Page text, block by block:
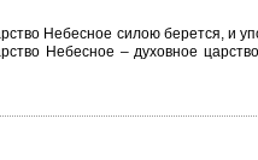
Небесное силою берется, и
Небесное – духовное